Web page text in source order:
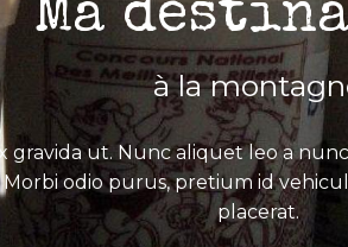
Ma
à la
ut. Nunc aliquet leo a
odio purus, pretium id
placerat.